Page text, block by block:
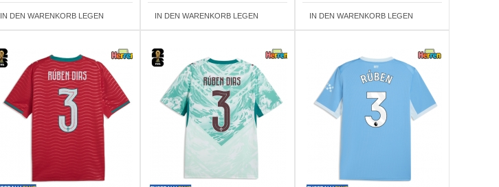
(+ Kurze Hosen)
IN DEN WARENKORB LEGEN
Kurzarm (+ Kurze Hosen)
IN DEN WARENKORB LEGEN
Kurzarm (+ Kurze Hosen)
IN DEN WARENKORB LEGEN